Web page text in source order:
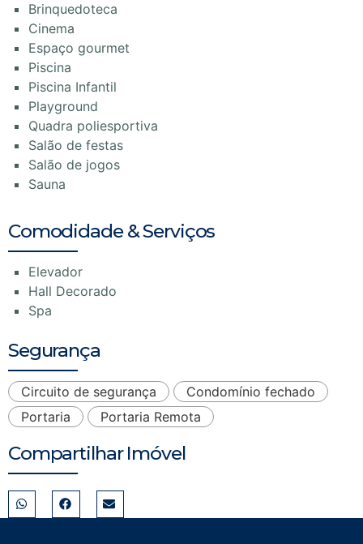
Brinquedoteca
Cinema
Espaço gourmet
Piscina
Piscina Infantil
Playground
Quadra poliesportiva
Salão de festas
Salão de jogos
Sauna
Comodidade & Serviços
Elevador
Hall Decorado
Spa
Segurança
Circuito de segurança
Condomínio fechado
Portaria
Portaria Remota
Compartilhar Imóvel